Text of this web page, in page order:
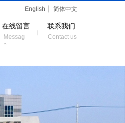
Contact us
English 简体中文
在线留言 联系我们
Messag
e